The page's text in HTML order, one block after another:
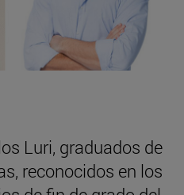
Luri, graduados de
reconocidos en los